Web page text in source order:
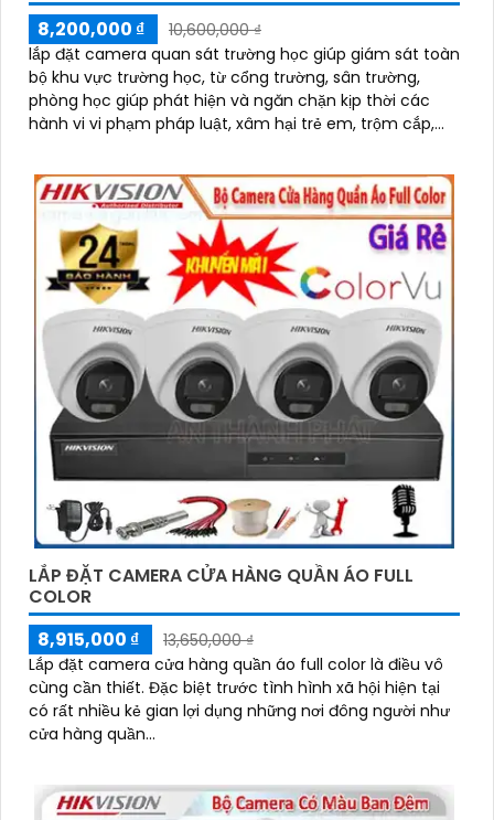
8,200,000 ₫
10,600,000 ₫
lắp đặt camera quan sát trường học giúp giám sát toàn
bộ khu vực trường học, từ cổng trường, sân trường,
phòng học giúp phát hiện và ngăn chặn kịp thời các
hành vi vi phạm pháp luật, xâm hại trẻ em, trộm cắp,
LẮP ĐẶT CAMERA CỬA HÀNG QUẦN ÁO FULL
COLOR
8,915,000 ₫
13,650,000 ₫
Lắp đặt camera cửa hàng quần áo full color là điều vô
cùng cần thiết. Đặc biệt trước tình hình xã hội hiện tại
có rất nhiều kẻ gian lợi dụng những nơi đông người như
cửa hàng quần...